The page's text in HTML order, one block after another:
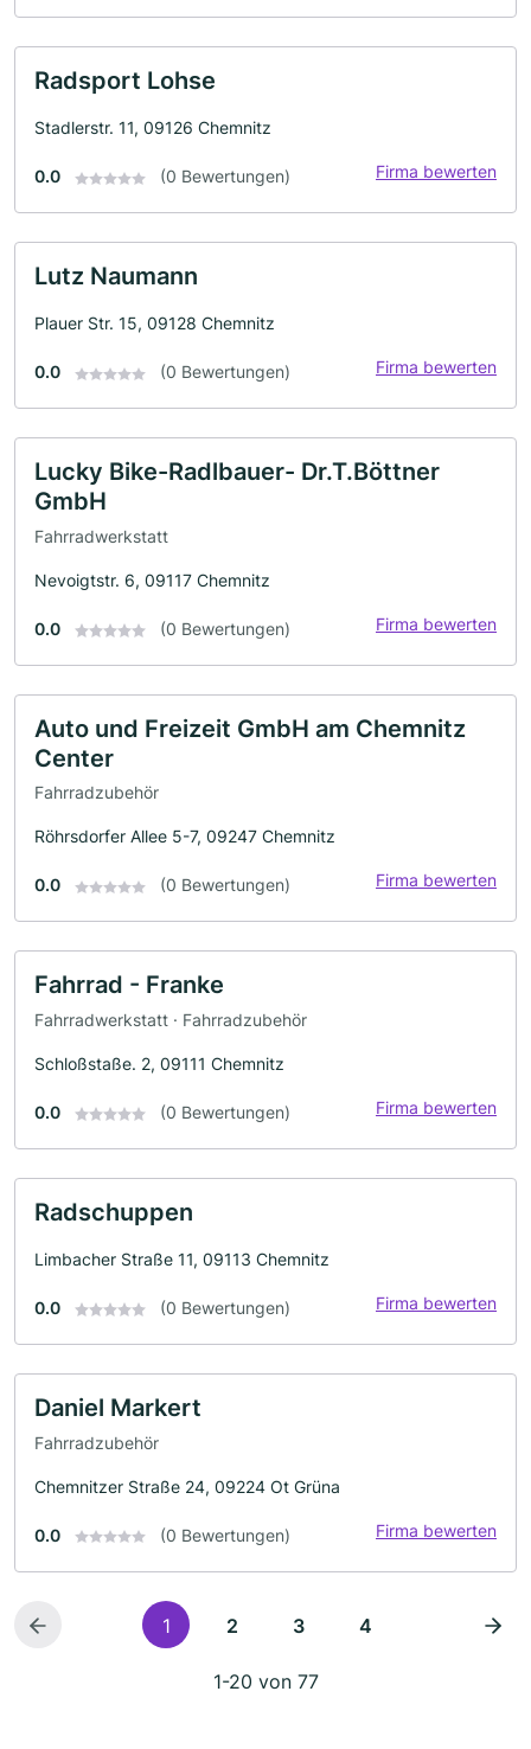
Radsport Lohse
Stadlerstr. 11, 09126 Chemnitz
0.0 (0 Bewertungen) Firma bewerten
Lutz Naumann
Plauer Str. 15, 09128 Chemnitz
0.0 (0 Bewertungen) Firma bewerten
Lucky Bike-Radlbauer- Dr.T.Böttner
GmbH
Fahrradwerkstatt
Nevoigtstr. 6, 09117 Chemnitz
0.0 (0 Bewertungen) Firma bewerten
Auto und Freizeit GmbH am Chemnitz
Center
Fahrradzubehör
Röhrsdorfer Allee 5-7, 09247 Chemnitz
0.0 (0 Bewertungen) Firma bewerten
Fahrrad - Franke
Fahrradwerkstatt · Fahrradzubehör
Schloßstaße. 2, 09111 Chemnitz
0.0 (0 Bewertungen) Firma bewerten
Radschuppen
Limbacher Straße 11, 09113 Chemnitz
0.0 (0 Bewertungen) Firma bewerten
Daniel Markert
Fahrradzubehör
Chemnitzer Straße 24, 09224 Ot Grüna
0.0 (0 Bewertungen) Firma bewerten
1 2 3 4
1-20 von 77